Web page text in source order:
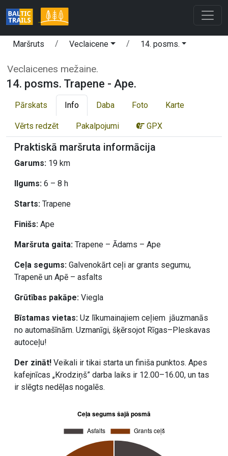
Maršruts Veclaicene 14. posms.
Veclaicenes mežaine.
14. posms. Trapene - Ape.
Pārskats Info Daba Foto Karte
Vērts redzēt Pakalpojumi GPX
Praktiskā maršruta informācija
Garums: 19 km
Ilgums: 6 – 8 h
Starts: Trapene
Finišs: Ape
Maršruta gaita: Trapene – Ādams – Ape
Ceļa segums: Galvenokārt ceļi ar grants segumu,
Trapenē un Apē – asfalts
Grūtības pakāpe: Viegla
Bīstamas vietas: Uz līkumainajiem ceļiem jāuzmanās
no automašīnām. Uzmanīgi, šķērsojot Rīgas–Pleskavas
autoceļu!
Der zināt! Veikali ir tikai starta un finiša punktos. Apes
kafejnīcas „Krodziņš” darba laiks ir 12.00–16.00, un tas
ir slēgts nedēļas nogalēs.